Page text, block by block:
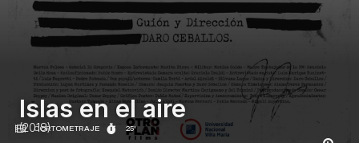
CORTOMETRAJE 25'
Islas en el aire
(2018)